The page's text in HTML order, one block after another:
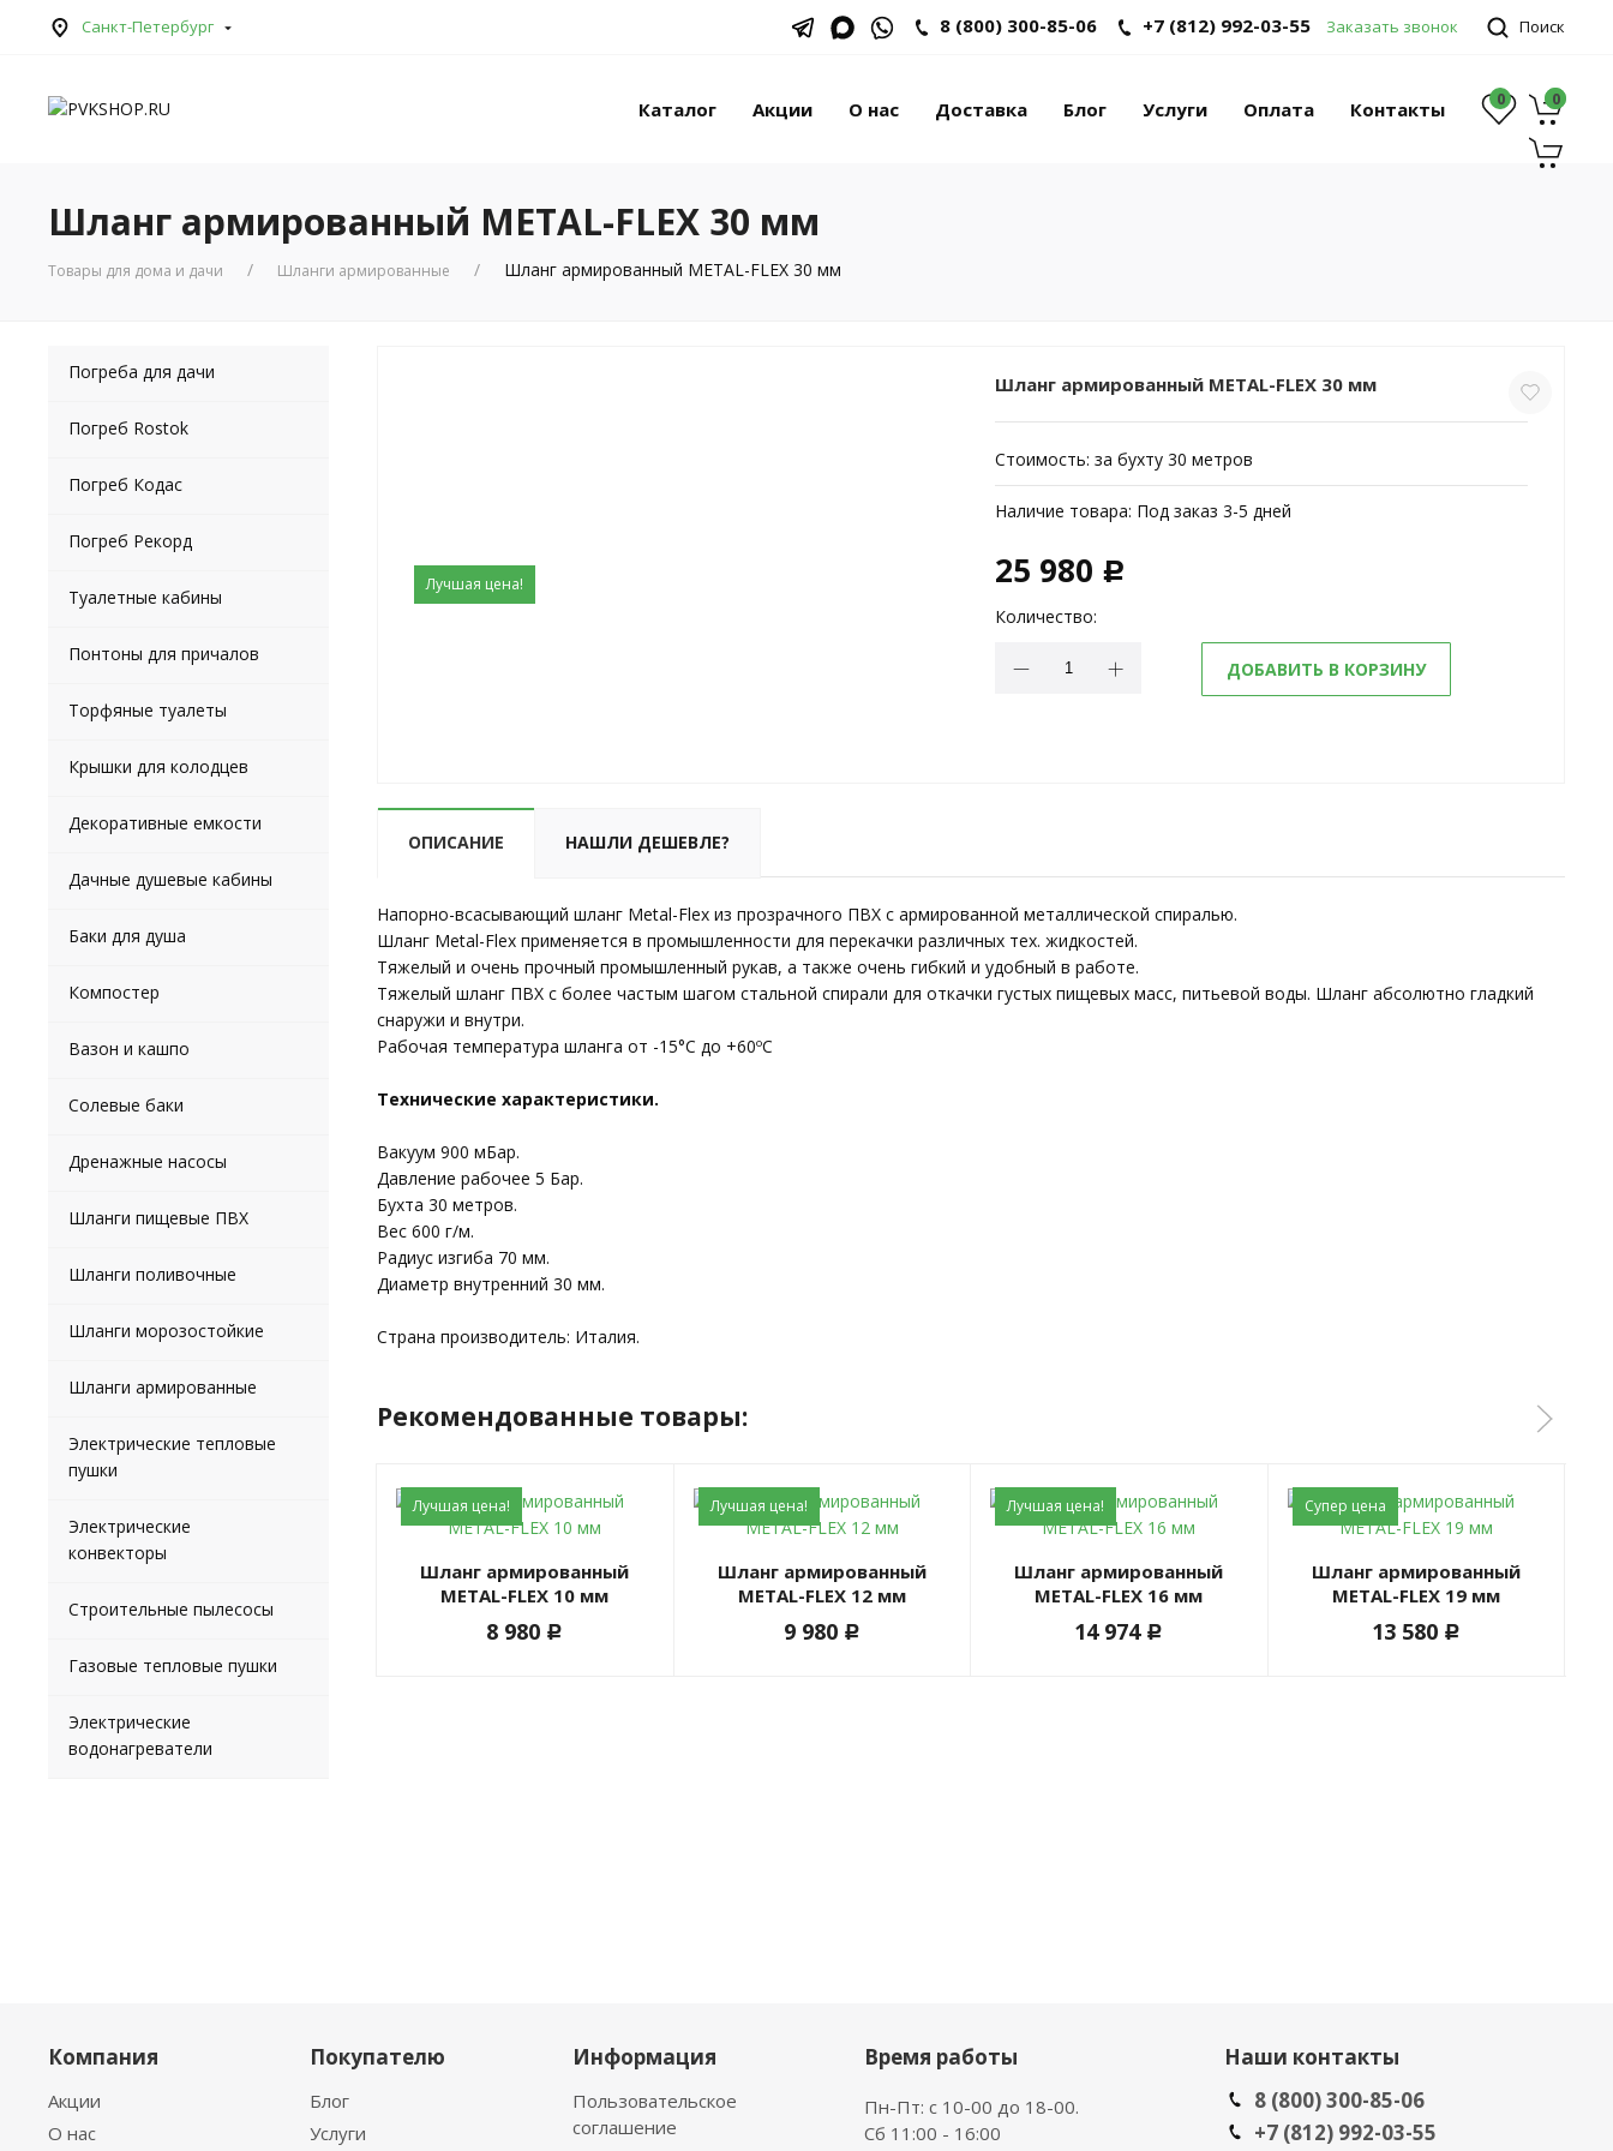
Санкт-Петербург 8 (800) 300-85-06 +7 (812) 992-03-55 Заказать звонок Поиск
Каталог Акции О нас Доставка Блог Услуги Оплата Контакты 0 0
0
Шланг армированный METAL-FLEX 30 мм
Товары для дома и дачи Шланги армированные Шланг армированный METAL-FLEX 30 мм
Погреба для дачи
Погреб Rostok
Погреб Кодас
Погреб Рекорд
Туалетные кабины
Понтоны для причалов
Торфяные туалеты
Крышки для колодцев
Декоративные емкости
Дачные душевые кабины
Баки для душа
Компостер
Вазон и кашпо
Солевые баки
Дренажные насосы
Шланги пищевые ПВХ
Шланги поливочные
Шланги морозостойкие
Шланги армированные
Электрические тепловые
пушки
Электрические
конвекторы
Строительные пылесосы
Газовые тепловые пушки
Электрические
водонагреватели
Лучшая цена!
Шланг армированный METAL-FLEX 30 мм
Стоимость: за бухту 30 метров
Наличие товара: Под заказ 3-5 дней
25 980 c
Количество:
ДОБАВИТЬ В КОРЗИНУ
ОПИСАНИЕ НАШЛИ ДЕШЕВЛЕ?
Напорно-всасывающий шланг Metal-Flex из прозрачного ПВХ с армированной металлической спиралью.
Шланг Metal-Flex применяется в промышленности для перекачки различных тех. жидкостей.
Тяжелый и очень прочный промышленный рукав, а также очень гибкий и удобный в работе.
Тяжелый шланг ПВХ с более частым шагом стальной спирали для откачки густых пищевых масс, питьевой воды. Шланг абсолютно гладкий
снаружи и внутри.
Рабочая температура шланга от -15°C до +60ºC
Технические характеристики.
Вакуум 900 мБар.
Давление рабочее 5 Бар.
Бухта 30 метров.
Вес 600 г/м.
Радиус изгиба 70 мм.
Диаметр внутренний 30 мм.
Страна производитель: Италия.
Рекомендованные товары:
Лучшая цена!
Шланг армированный
METAL-FLEX 10 мм
8 980 c
Лучшая цена!
Шланг армированный
METAL-FLEX 12 мм
9 980 c
Лучшая цена!
Шланг армированный
METAL-FLEX 16 мм
14 974 c
Супер цена
Шланг армированный
METAL-FLEX 19 мм
13 580 c
Компания
Акции
О нас
Покупателю
Блог
Услуги
Информация
Пользовательское
соглашение
Время работы
Пн-Пт: с 10-00 до 18-00.
Сб 11:00 - 16:00
Наши контакты
8 (800) 300-85-06
+7 (812) 992-03-55